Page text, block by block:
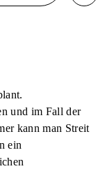
und im Fall der
kann man Streit
ein